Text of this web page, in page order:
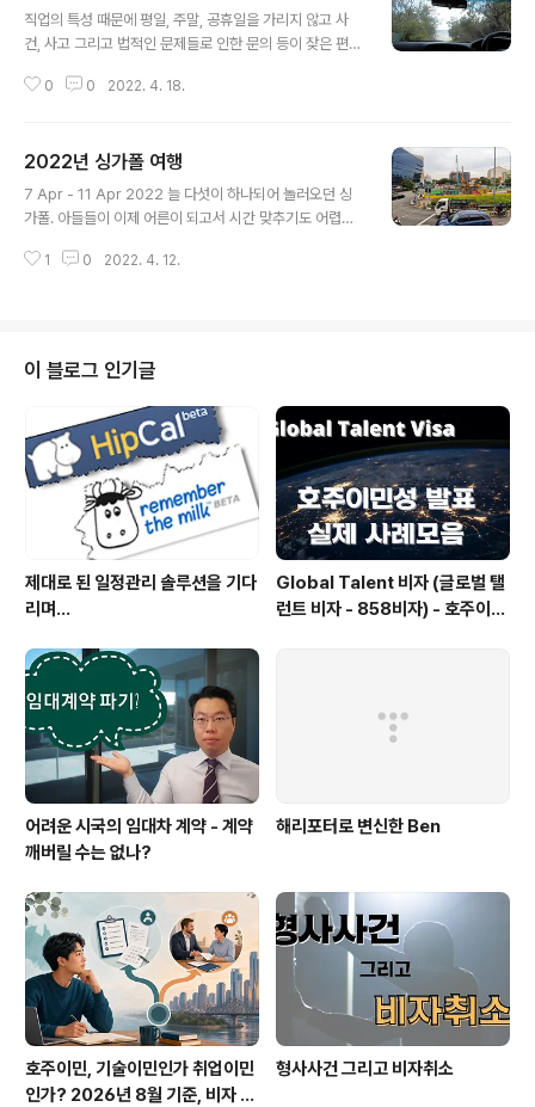
볼 때 면, 우리는 왜 저런 곳을 못 다녀왔나 라는 아쉬움이
남으니 말이다. COVID-19 가 한창 기승일 부릴 때, 퀸슬
소와 시민들의 참여로 인해, 그나마 성공적인 대응이 가능
직업의 특성 때문에 평일, 주말, 공휴일을 가리지 않고 사
건, 사고 그리고 법적인 문제들로 인한 문의 등이 잦은 편이
히면, 예외없이 꼼짝마라 랍시고 이에 응해야 하는 터에, 휴
휴일이라고 한다. 나는 2004년 이민 이래, 첫 해를 안식년
을 겸해 원 없이 쉰 이래로 계속하여 개인사업자, 풀타임 법
대생, 그리고 수습 변호사와 변호사 1-2년차를 겪는 동안
시시때때로 주말과 휴일에 맞춰서 가족들과 여가를 보낸
0 0 2022. 4. 18.
2022년 싱가폴 여행
7 Apr - 11 Apr 2022 늘 다섯이 하나되어 놀러오던 싱
가폴. 아들들이 이제 어른이 되고서 시간 맞추기도 어렵고
폴. 기억에 새겨진 장소와 먹거리들을 찾을때마다 아들들
던 3년 전에도 그러했고, 그 전도 여전했던것 같다. 새로운
건물과 구조물들이 서고, 빈 자리는 쉴새없이 개발되고, 곳
곳에서 보수공사는 이어지고, 분주하게 도시가 돌아간다.
그리고, 그 현장에는 중국계 주류가 아닌 피부색이 다른 외
국인 근로자들이 보이지않는 계급층을 따라 자리를 지키고
있다. 먹음직스러..
1 0 2022. 4. 12.
이 블로그 인기글
제대로 된 일정관리 솔루션을 기다
리며...
Global Talent 비자 (글로벌 탤
런트 비자 - 858비자) - 호주이민
어려운 시국의 임대차 계약 - 계약
깨버릴 수는 없나?
해리포터로 변신한 Ben
호주이민, 기술이민인가 취업이민
인가? 2026년 8월 기준, 비자 선
형사사건 그리고 비자취소